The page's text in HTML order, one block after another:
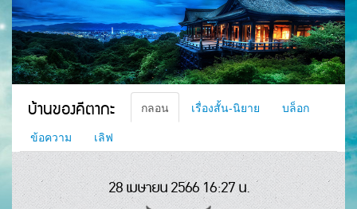
กลอน
เรื่องสั้น นิยาย
บล็อก
สมาชิก
หน้าส่วนตัว
บ้านของคีตากะ กลอน เรื่องสั้น-นิยาย
บล็อก
ข้อความ
เลิฟ
28 เมษายน 2566 16:27 น.